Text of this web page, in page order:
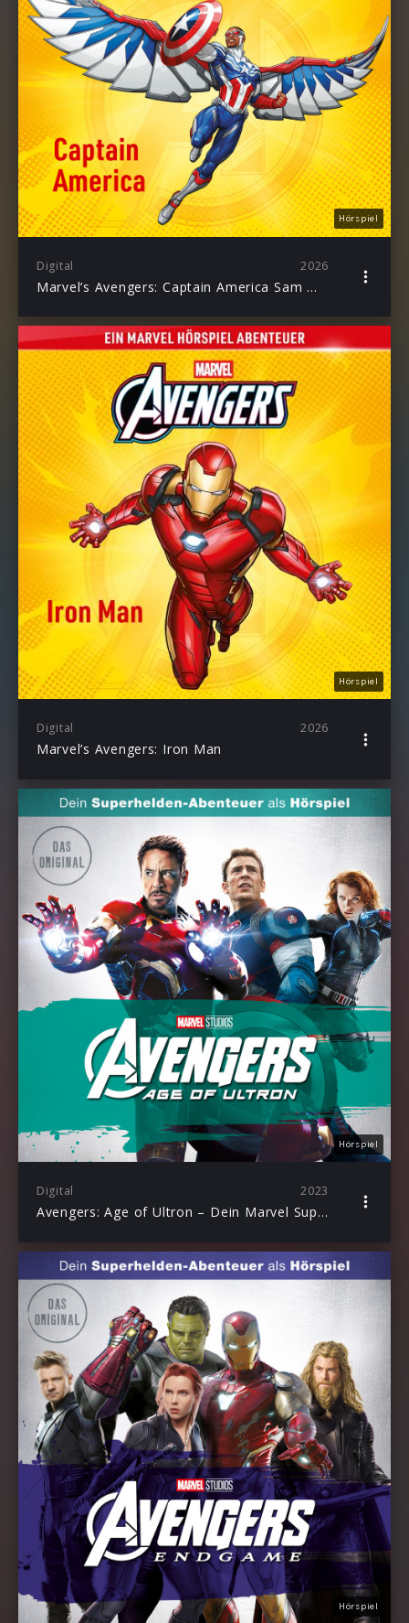
Hörspiel
Digital 2026
Marvel’s Avengers: Captain America Sam Wilson
Hörspiel
Digital 2026
Marvel’s Avengers: Iron Man
Hörspiel
Digital 2023
Avengers: Age of Ultron – Dein Marvel Superhelden-Abenteuer als Hörspiel
Hörspiel